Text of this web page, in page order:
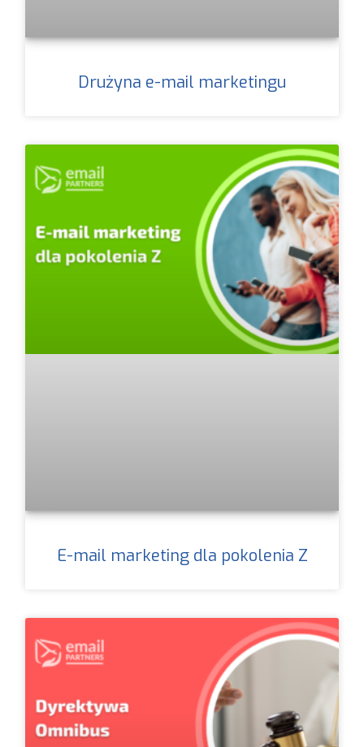
Drużyna e-mail marketingu
E-mail marketing dla pokolenia Z